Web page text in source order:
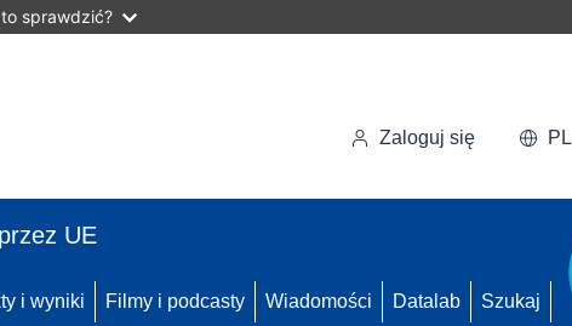
sprawdzić?
Zaloguj się PL
UE
i wyniki Filmy i podcasty Wiadomości Datalab Szukaj